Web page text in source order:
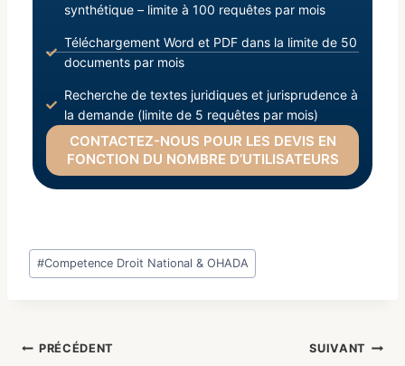
synthétique – limite à 100 requêtes par mois
Téléchargement Word et PDF dans la limite de 50
documents par mois
Recherche de textes juridiques et jurisprudence à
la demande (limite de 5 requêtes par mois)
CONTACTEZ-NOUS POUR LES DEVIS EN
FONCTION DU NOMBRE D’UTILISATEURS
#Competence Droit National & OHADA
PRÉCÉDENT SUIVANT